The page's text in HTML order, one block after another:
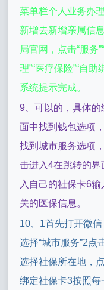
菜单栏个人业务办
新增去新增亲属信
局官网，点击“服务
理”“医疗保险”“自
系统提示完成。
9、可以的，具体
面中找到钱包选项
找到城市服务选项
击进入4在跳转的
入自己的社保卡6
关的医保信息。
10、1首先打开微信
选择“城市服务”2点
选择社保所在地，
绑定社保卡3按照